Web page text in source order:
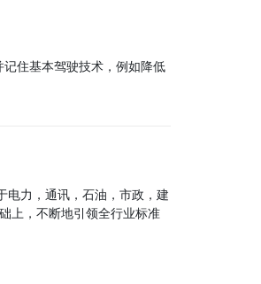
住基本驾驶技术，例如降低
电力，通讯，石油，市政，建
上，不断地引领全行业标准